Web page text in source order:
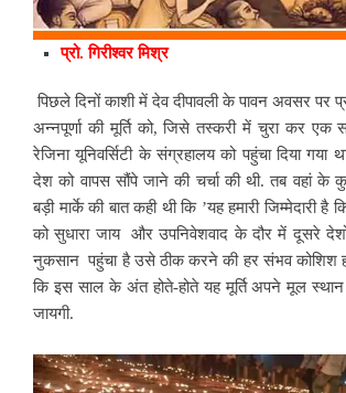
प्रो. गिरीश्वर मिश्र
पिछले दिनों काशी में देव दीपावलीके पावन अवसर पर
अन्नपूर्णा की मूर्ति को, जिसे तस्करी में चुरा कर एक
रेजिना यूनिवर्सिटी के संग्रहालय को पहुंचा दिया
देश को वापस सौंपे जाने की चर्चा की थी. तब वहां
बड़ी मार्के की बात कही थी कि ’यह हमारी जिम्मेदारी है
को सुधारा जाय और उपनिवेशवाद के दौर में दूसरे
नुकसान पहुंचा है उसे ठीक करने की हर संभव कोशिश
कि इस साल के अंत होते-होते यह मूर्ति अपने मूल स्थान
जायगी.